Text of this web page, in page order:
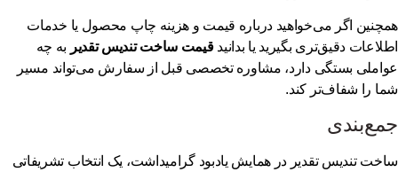
اگر می‌خواهید دربارهقیمت و هزینه چاپ محصول یا خدمات
دقیق‌تری بگیرید یا بدانیدقیمت ساخت تندیس تقدیربه چه
بستگی دارد، مشاوره تخصصی قبل از سفارش می‌تواند مسیر
را شفاف‌تر کند.
تندیس تقدیر در همایش یادبود گرامیداشت، یک انتخاب تشریفاتی